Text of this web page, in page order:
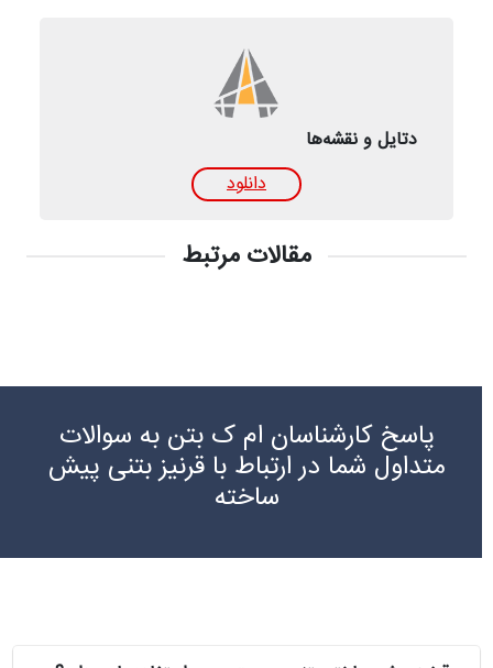
دتایل‌ و نقشه‌ها
دانلود
مقالات مرتبط
پاسخ کارشناسان ام ک بتن به سوالات
متداول شما در ارتباط با قرنیز بتنی پیش
ساخته